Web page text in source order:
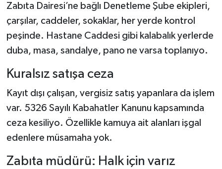
Zabıta Dairesi’ne bağlı Denetleme Şube ekipleri,
çarşılar, caddeler, sokaklar, her yerde kontrol
peşinde. Hastane Caddesi gibi kalabalık yerlerde
duba, masa, sandalye, pano ne varsa toplanıyo.
Kuralsız satışa ceza
Kayıt dışı çalışan, vergisiz satış yapanlara da işlem
var. 5326 Sayılı Kabahatler Kanunu kapsamında
ceza kesiliyo. Özellikle kamuya ait alanları işgal
edenlere müsamaha yok.
Zabıta müdürü: Halk için varız